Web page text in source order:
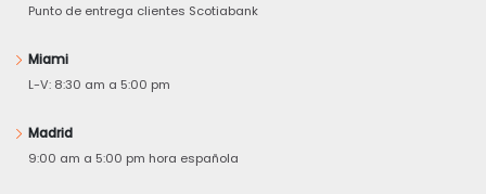
Punto de entrega clientes Scotiabank
Miami
L-V: 8:30 am a 5:00 pm
Madrid
9:00 am a 5:00 pm hora española